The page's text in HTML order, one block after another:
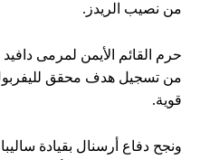
من نصيب الريدز.
حرم القائم الأيمن لمرمى
قوية.
ونجح دفاع أرسنال بقيادة